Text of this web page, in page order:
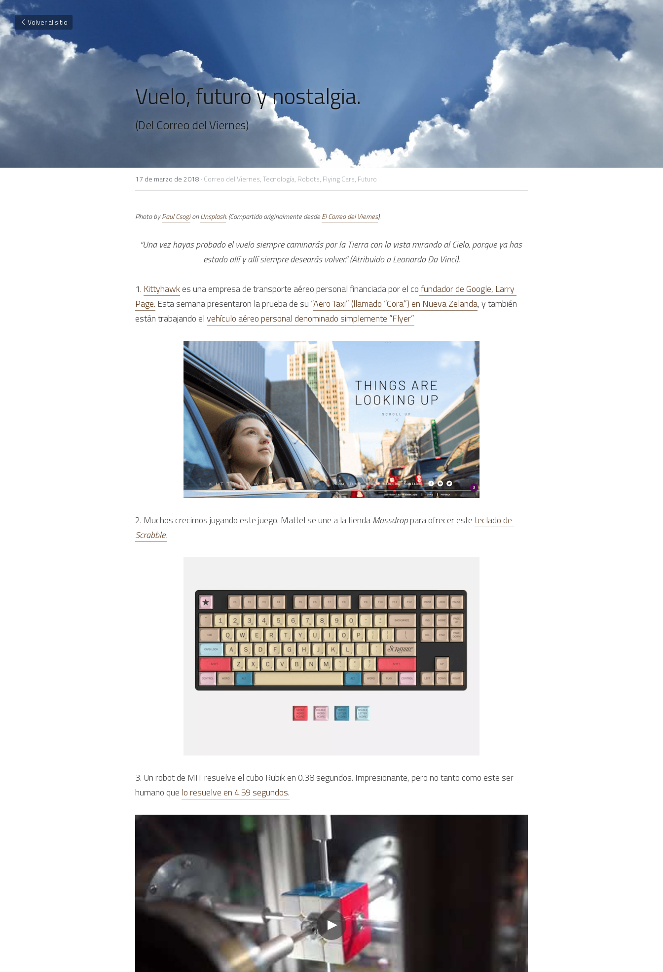
Volver al sitio
Vuelo, futuro y nostalgia.
(Del Correo del Viernes)
17 de marzo de 2018 · Correo del Viernes,Tecnología, Robots, Flying Cars, Futuro
Photo by Paul Csogi on Unsplash. (Compartido originalmente desde El Correo del Viernes).
“Una vez hayas probado el vuelo siempre caminarás por la Tierra con la vista mirando al Cielo, porque ya has
estado allí y allí siempre desearás volver.” (Atribuido a Leonardo Da Vinci).
1. Kittyhawk es una empresa de transporte aéreo personal financiada por el co fundador de Google, Larry
Page. Esta semana presentaron la prueba de su “Aero Taxi” (llamado “Cora”) en Nueva Zelanda, y también
están trabajando el vehículo aéreo personal denominado simplemente “Flyer”
2. Muchos crecimos jugando este juego. Mattel se une a la tienda Massdrop para ofrecer este
Scrabble.
3. Un robot de MIT resuelve el cubo Rubik en 0.38 segundos. Impresionante, pero no tanto como este ser
humano que lo resuelve en 4.59 segundos.